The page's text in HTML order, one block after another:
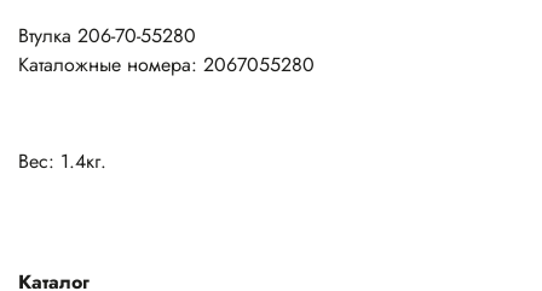
Втулка 206-70-55280
Каталожные номера: 2067055280
Вес: 1.4кг.
Каталог